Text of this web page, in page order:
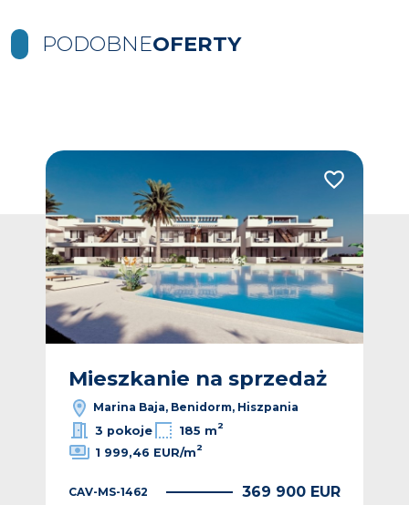
PODOBNEOFERTY
Dodaj do ulubionych Dodaj do
Mieszkanie na sprzedaż
Marina Baja, Benidorm, Hiszpania
3 pokoje
185 m2
1 999,46 EUR/m2
CAV-MS-1462 369 900 EUR